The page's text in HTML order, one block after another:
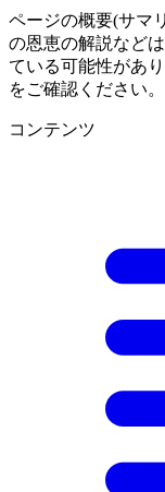
ページの概要(サマ
の恩恵の解説など
ている可能性があ
をご確認ください。
コンテンツ